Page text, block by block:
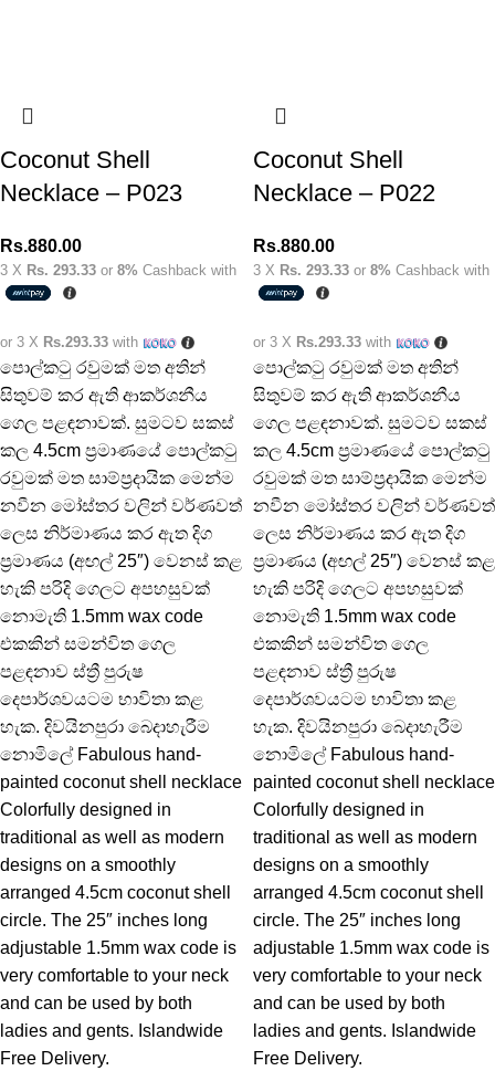
Coconut Shell
Necklace – P023
Rs.880.00
3 X Rs. 293.33 or 8% Cashback with
or 3 X Rs.293.33 with
පොල්කටු රවුමක් මත අතින්
සිතුවම් කර ඇති ආකර්ශනීය
ගෙල පළඳනාවක්. සුමටව සකස්
කල 4.5cm ප්‍රමාණයේ පොල්කටු
රවුමක් මත සාම්ප්‍රදායික මෙන්ම
නවීන මෝස්තර වලින් වර්ණවත්
ලෙස නිර්මාණය කර ඇත දිග
ප්‍රමාණය (අඟල් 25″) වෙනස් කළ
හැකි පරිදි ගෙලට අපහසුවක්
නොමැති 1.5mm wax code
එකකින් සමන්විත ගෙල
පළඳනාව ස්ත්‍රී පුරුෂ
දෙපාර්ශවයටම භාවිතා කළ
හැක. දිවයිනපුරා බෙදාහැරීම
නොමිලේ Fabulous hand-
painted coconut shell necklace
Colorfully designed in
traditional as well as modern
designs on a smoothly
arranged 4.5cm coconut shell
circle. The 25″ inches long
adjustable 1.5mm wax code is
very comfortable to your neck
and can be used by both
ladies and gents. Islandwide
Free Delivery.
Coconut Shell
Necklace – P022
Rs.880.00
3 X Rs. 293.33 or 8% Cashback with
or 3 X Rs.293.33 with
පොල්කටු රවුමක් මත අතින්
සිතුවම් කර ඇති ආකර්ශනීය
ගෙල පළඳනාවක්. සුමටව සකස්
කල 4.5cm ප්‍රමාණයේ පොල්කටු
රවුමක් මත සාම්ප්‍රදායික මෙන්ම
නවීන මෝස්තර වලින් වර්ණවත්
ලෙස නිර්මාණය කර ඇත දිග
ප්‍රමාණය (අඟල් 25″) වෙනස් කළ
හැකි පරිදි ගෙලට අපහසුවක්
නොමැති 1.5mm wax code
එකකින් සමන්විත ගෙල
පළඳනාව ස්ත්‍රී පුරුෂ
දෙපාර්ශවයටම භාවිතා කළ
හැක. දිවයිනපුරා බෙදාහැරීම
නොමිලේ Fabulous hand-
painted coconut shell necklace
Colorfully designed in
traditional as well as modern
designs on a smoothly
arranged 4.5cm coconut shell
circle. The 25″ inches long
adjustable 1.5mm wax code is
very comfortable to your neck
and can be used by both
ladies and gents. Islandwide
Free Delivery.